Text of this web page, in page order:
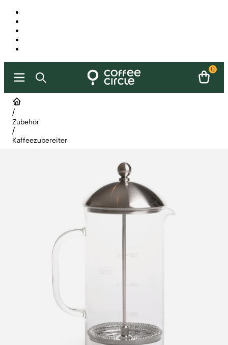
0
/
Zubehör
/
Kaffeezubereiter